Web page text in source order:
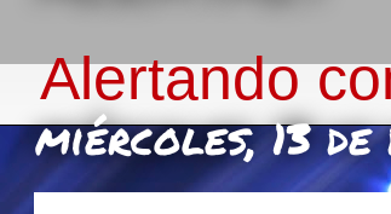
Alertando
miércoles, 13